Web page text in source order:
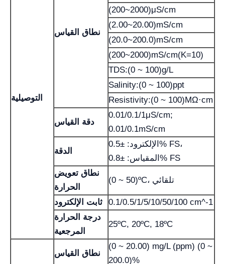
التوصيلية
نطاق القياس
(200~2000)μS/cm
(2.00~20.00)mS/cm
(20.0~200.0)mS/cm
(200~2000)mS/cm(K=10)
TDS:(0 ~ 100)g/L
Salinity:(0 ~ 100)ppt
Resistivity:(0 ~ 100)MΩ·cm
دقة القياس
0.01/0.1/1μS/cm;
0.01/0.1mS/cm
الدقة
الإلكترود: ±0.5% FS،
المقياس: ±0.8% FS
نطاق تعويض
الحرارة
(0 ~ 50)ºC، تلقائي
ثابت الإلكترود
0.1/0.5/1/5/10/50/100 cm^-1
درجة الحرارة
المرجعية
25ºC, 20ºC, 18ºC
نطاق القياس
(0 ~ 20.00) mg/L (ppm) (0 ~
200.0)%